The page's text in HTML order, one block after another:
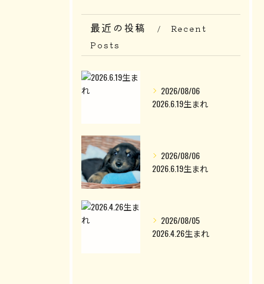
最近の投稿
Recent
Posts
2026/08/06
2026.6.19生まれ
2026/08/06
2026.6.19生まれ
2026/08/05
2026.4.26生まれ